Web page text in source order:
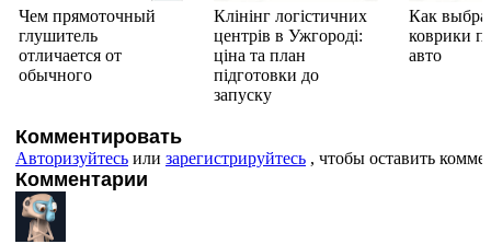
Чем прямоточный
глушитель
отличается от
обычного
Клінінг логістичних
центрів в Ужгороді:
ціна та план
підготовки до
запуску
Как
коврики
авто
Комментировать
Авторизуйтесь или зарегистрируйтесь , чтобы оставить
Комментарии